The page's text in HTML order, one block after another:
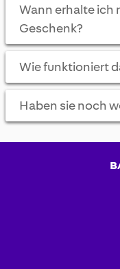
Wann erhalte ich
Geschenk?
Wie funktioniert
Haben sie noch